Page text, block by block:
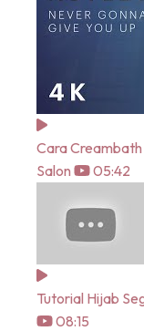
Cara Creambath
Salon
05:42
Tutorial Hijab
08:15